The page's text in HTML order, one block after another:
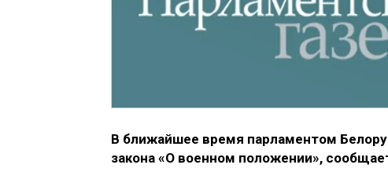
В ближайшее время парламентом
закона «О военном положении»,